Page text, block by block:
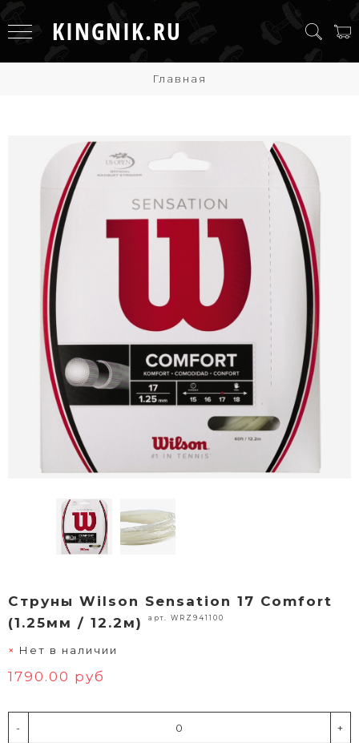
KINGNIK.RU
Главная
Струны Wilson Sensation 17 Comfort
(1.25мм / 12.2м)
арт. WRZ941100
Нет в наличии
1790.00 руб
- +